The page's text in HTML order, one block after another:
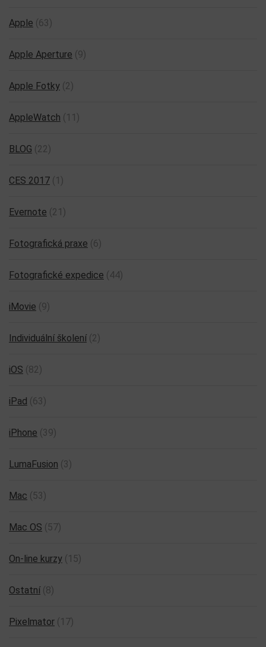
Apple (63)
Apple Aperture (9)
Apple Fotky (2)
AppleWatch (11)
BLOG (22)
CES 2017 (1)
Evernote (21)
Fotografická praxe (6)
Fotografické expedice (44)
iMovie (9)
Individuální školení (2)
iOS (82)
iPad (63)
iPhone (39)
LumaFusion (3)
Mac (53)
Mac OS (57)
On-line kurzy (15)
Ostatní (8)
Pixelmator (17)